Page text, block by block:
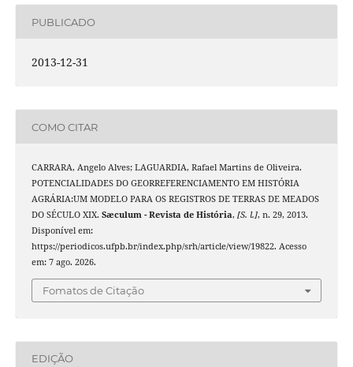
PUBLICADO
2013-12-31
COMO CITAR
CARRARA, Angelo Alves; LAGUARDIA, Rafael Martins de Oliveira.
POTENCIALIDADES DO GEORREFERENCIAMENTO EM HISTÓRIA
AGRÁRIA:UM MODELO PARA OS REGISTROS DE TERRAS DE MEADOS
DO SÉCULO XIX. Sæculum - Revista de História, [S. l.], n. 29, 2013.
Disponível em:
https://periodicos.ufpb.br/index.php/srh/article/view/19822. Acesso
em: 7 ago. 2026.
Fomatos de Citação
EDIÇÃO